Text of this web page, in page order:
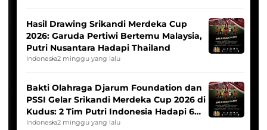
Hasil Drawing Srikandi Merdeka Cup
2026: Garuda Pertiwi Bertemu Malaysia,
Putri Nusantara Hadapi Thailand
Indonesia2 minggu yang lalu
Bakti Olahraga Djarum Foundation dan
PSSI Gelar Srikandi Merdeka Cup 2026 di
Kudus: 2 Tim Putri Indonesia Hadapi 6
Tim Asia
Indonesia2 minggu yang lalu